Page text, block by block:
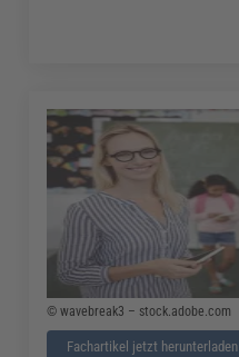
© wavebreak3 – stock.adobe.com
Fachartikel jetzt herunterladen